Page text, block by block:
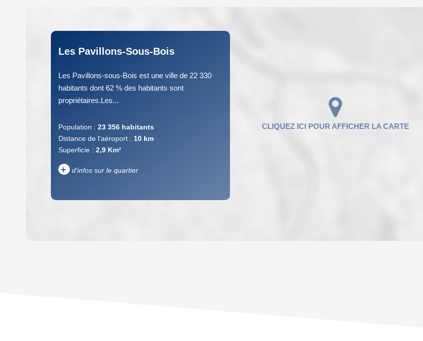
Les Pavillons-Sous-Bois
Les Pavillons-sous-Bois est une ville de 22 330
habitants dont 62 % des habitants sont
propriétaires.Les...
Population : 23 356 habitants
Distance de l'aéroport : 10 km
Superficie : 2,9 Km²
+ d'infos sur le quartier